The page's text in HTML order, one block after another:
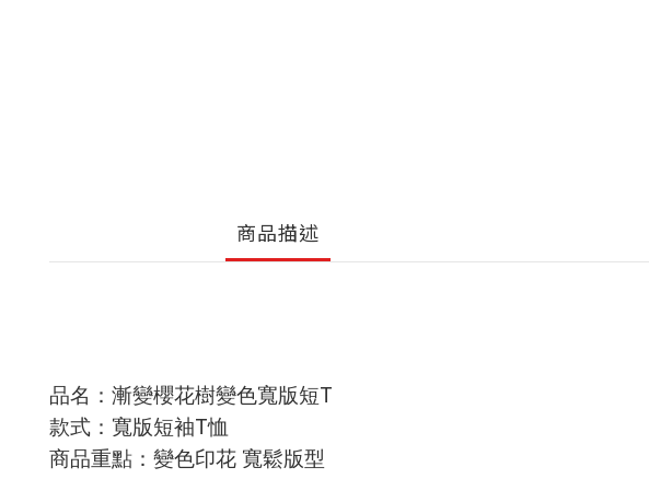
商品描述
品名：漸變櫻花樹變色寬版短T
款式：寬版短袖T恤
商品重點：變色印花 寬鬆版型